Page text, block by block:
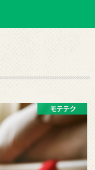
モテテク